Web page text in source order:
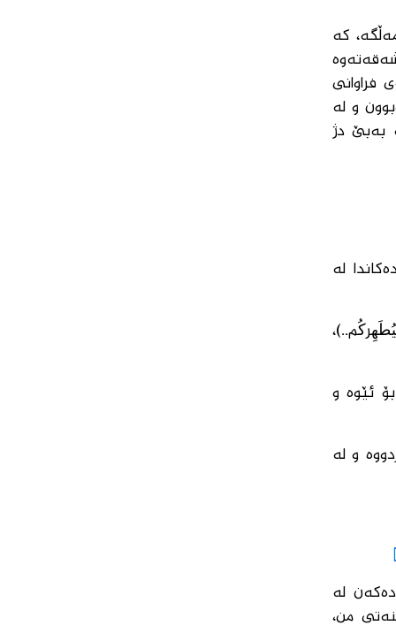
كە
فراوانی
و لە
بەبێ دژ
لە
ئێوە و
و لە
لە
من،